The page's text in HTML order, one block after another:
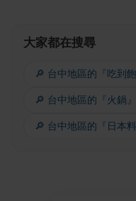
大家都在搜尋
🔎 台中地區的『吃到
🔎 台中地區的『火鍋
🔎 台中地區的『日本